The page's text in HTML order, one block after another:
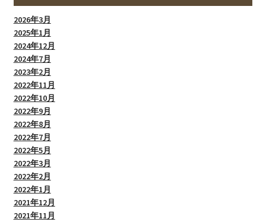
2026年3月
2025年1月
2024年12月
2024年7月
2023年2月
2022年11月
2022年10月
2022年9月
2022年8月
2022年7月
2022年5月
2022年3月
2022年2月
2022年1月
2021年12月
2021年11月